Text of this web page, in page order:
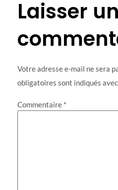
Laisser un
Votre adresse e-mail ne sera
obligatoires sont indiqués avec
Commentaire *